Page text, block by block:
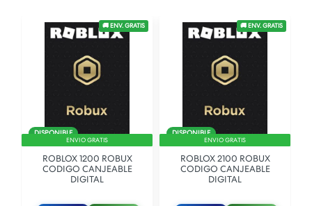
DISPONIBLE
ENVIO GRATIS
🚚 ENV. GRATIS
ROBLOX 1200 ROBUX
CODIGO CANJEABLE
DIGITAL
DISPONIBLE
ENVIO GRATIS
🚚 ENV. GRATIS
ROBLOX 2100 ROBUX
CODIGO CANJEABLE
DIGITAL